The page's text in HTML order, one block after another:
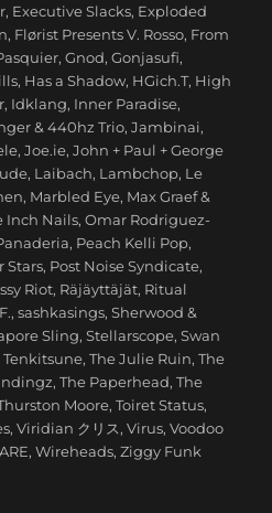
, Executive Slacks, Exploded
, Flørist Presents V. Rosso, From
,Gnod,Gonjasufi,
, Has a Shadow, HGich.T, High
, Idklang, Inner Paradise,
& 440hz Trio,Jambinai,
,Joe.ie,John + Paul + George
, Laibach, Lambchop, Le
, Marbled Eye, Max Graef &
Inch Nails,Omar Rodriguez-
, Peach Kelli Pop,
Stars, Post Noise Syndicate,
Riot, Räjäyttäjät, Ritual
,sashkasings,Sherwood &
Sling,Stellarscope,Swan
Tenkitsune,The Julie Ruin,The
,The Paperhead,The
Moore,Toiret Status,
,Viridian クリス,Virus,Voodoo
,Wireheads,Ziggy Funk